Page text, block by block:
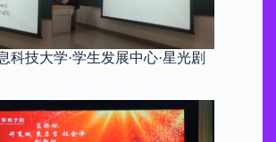
科技大学·学生发展中心·星光剧